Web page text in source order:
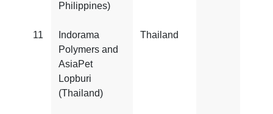
Philippines)
11
Indorama
Polymers and
AsiaPet
Lopburi
(Thailand)
Thailand